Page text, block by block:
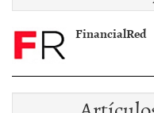
FinancialRed